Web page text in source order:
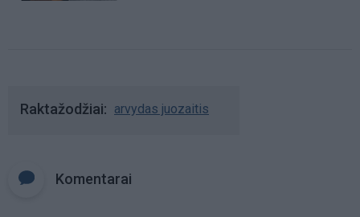
Raktažodžiai arvydas juozaitis
Komentarai